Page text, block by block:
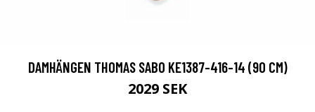
DAMHÄNGEN THOMAS SABO KE1387-416-14 (90 CM)
2029 SEK